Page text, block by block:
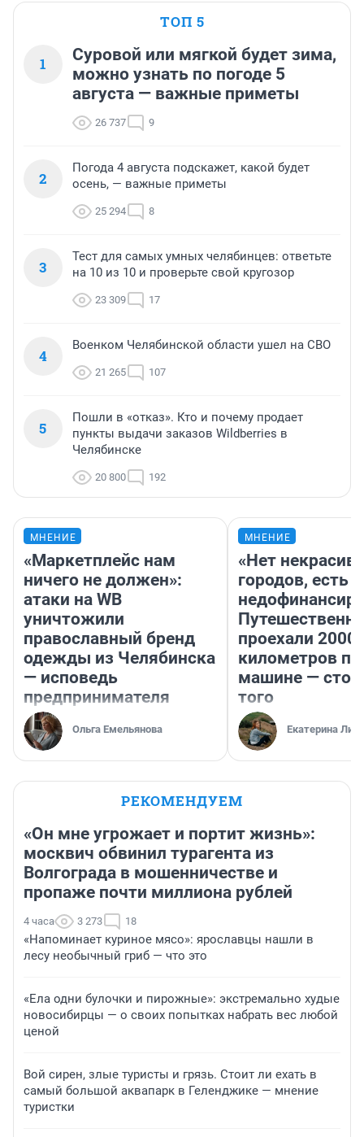
ТОП 5
1
Суровой или мягкой будет зима,
можно узнать по погоде 5
августа — важные приметы
26 737 9
2
Погода 4 августа подскажет, какой будет
осень, — важные приметы
25 294 8
3
Тест для самых умных челябинцев: ответьте
на 10 из 10 и проверьте свой кругозор
23 309 17
4
Военком Челябинской области ушел на СВО
21 265 107
5
Пошли в «отказ». Кто и почему продает
пункты выдачи заказов Wildberries в
Челябинске
20 800 192
МНЕНИЕ
«Маркетплейс нам
ничего не должен»:
атаки на WB
уничтожили
православный бренд
одежды из Челябинска
— исповедь
предпринимателя
Ольга Емельянова
МНЕНИЕ
«Нет
городов, есть
проехали 2000
километров по
машине —
того
Екатерина
РЕКОМЕНДУЕМ
«Он мне угрожает и портит жизнь»:
москвич обвинил турагента из
Волгограда в мошенничестве и
пропаже почти миллиона рублей
4 часа 3 273 18
«Напоминает куриное мясо»: ярославцы нашли в
лесу необычный гриб — что это
«Ела одни булочки и пирожные»: экстремально худые
новосибирцы — о своих попытках набрать вес любой
ценой
Вой сирен, злые туристы и грязь. Стоит ли ехать в
самый большой аквапарк в Геленджике — мнение
туристки